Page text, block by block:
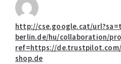
http://cse.google.cat/
berlin.de/hu/collaboration/
ref=https://
shop.de